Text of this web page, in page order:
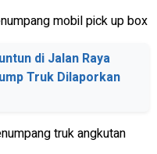
mobil pick up box
di Jalan Raya
Truk Dilaporkan
truk angkutan